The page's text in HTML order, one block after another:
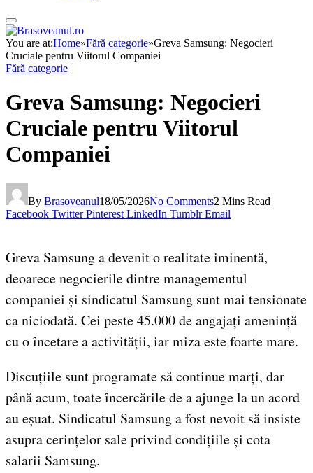
You are at:Home»Fără categorie»Greva Samsung: Negocieri
Cruciale pentru Viitorul Companiei
Fără categorie
Greva Samsung: Negocieri
Cruciale pentru Viitorul
Companiei
By Brasoveanul18/05/2026No Comments2 Mins Read
Facebook Twitter Pinterest LinkedIn Tumblr Email
Greva Samsung a devenit o realitate iminentă,
deoarece negocierile dintre managementul
companiei și sindicatul Samsung sunt mai tensionate
ca niciodată. Cei peste 45.000 de angajați amenință
cu o încetare a activității, iar miza este foarte mare.
Discuțiile sunt programate să continue marți, dar
până acum, toate încercările de a ajunge la un acord
au eșuat. Sindicatul Samsung a fost nevoit să insiste
asupra cerințelor sale privind condițiile și cota
salarii Samsung.